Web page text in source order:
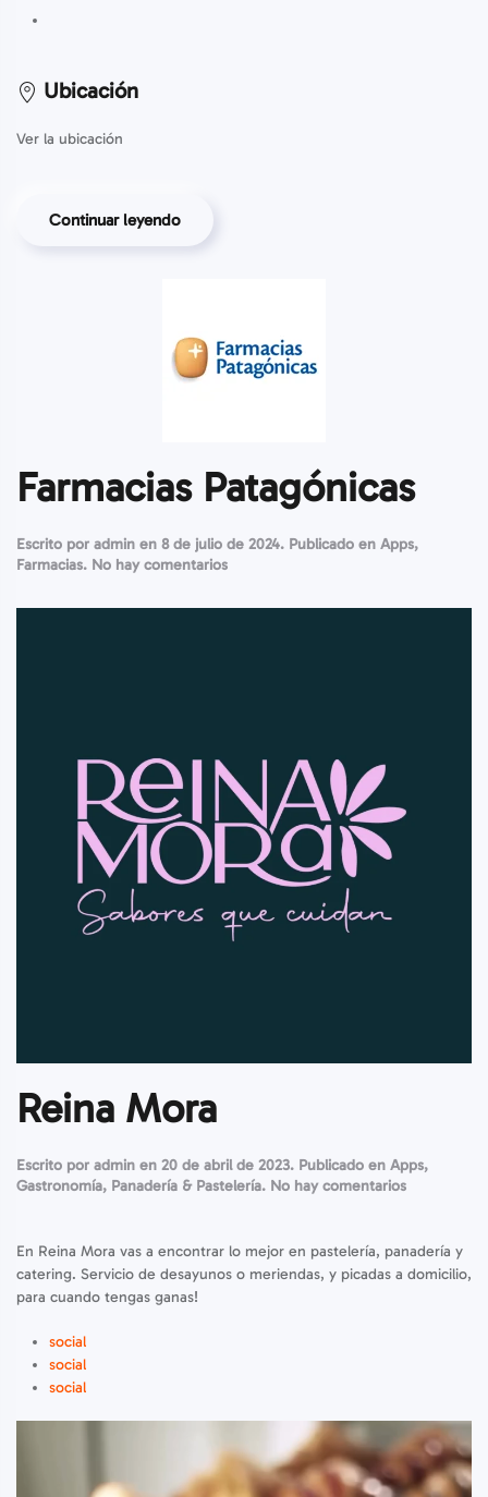
Ubicación
Ver la ubicación
Continuar leyendo
Farmacias Patagónicas
Escrito por admin en 8 de julio de 2024. Publicado en Apps,
Farmacias. No hay comentariosen
Patagónicas
Reina Mora
Escrito por admin en 20 de abril de 2023. Publicado en Apps,
Gastronomía, Panadería & Pastelería. No hay comentariosen
En Reina Mora vas a encontrar lo mejor en pastelería, panadería y
catering. Servicio de desayunos o meriendas, y picadas a domicilio,
para cuando tengas ganas!
social
social
social